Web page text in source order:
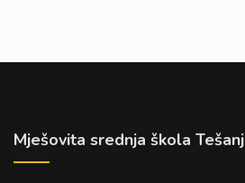
Mješovita srednja škola Tešanj